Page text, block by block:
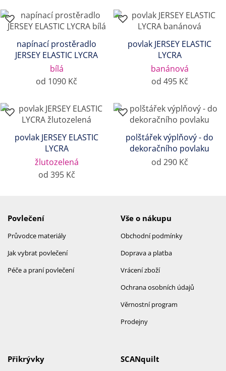
napínací prostěradlo
JERSEY ELASTIC LYCRA
bílá
od 1090 Kč
povlak JERSEY ELASTIC
LYCRA
banánová
od 495 Kč
povlak JERSEY ELASTIC
LYCRA
žlutozelená
od 395 Kč
polštářek výplňový - do
dekoračního povlaku
od 290 Kč
Povlečení
Průvodce materiály
Jak vybrat povlečení
Péče a praní povlečení
Vše o nákupu
Obchodní podmínky
Doprava a platba
Vrácení zboží
Ochrana osobních údajů
Věrnostní program
Prodejny
SCANquilt
Přikrývky